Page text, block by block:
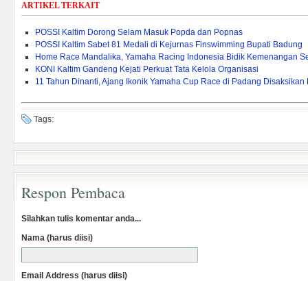
ARTIKEL TERKAIT
POSSI Kaltim Dorong Selam Masuk Popda dan Popnas
POSSI Kaltim Sabet 81 Medali di Kejurnas Finswimming Bupati Badung
Home Race Mandalika, Yamaha Racing Indonesia Bidik Kemenangan
KONI Kaltim Gandeng Kejati Perkuat Tata Kelola Organisasi
11 Tahun Dinanti, Ajang Ikonik Yamaha Cup Race di Padang
Tags:
Respon Pembaca
Silahkan tulis komentar anda...
Nama (harus diisi)
Email Address (harus diisi)